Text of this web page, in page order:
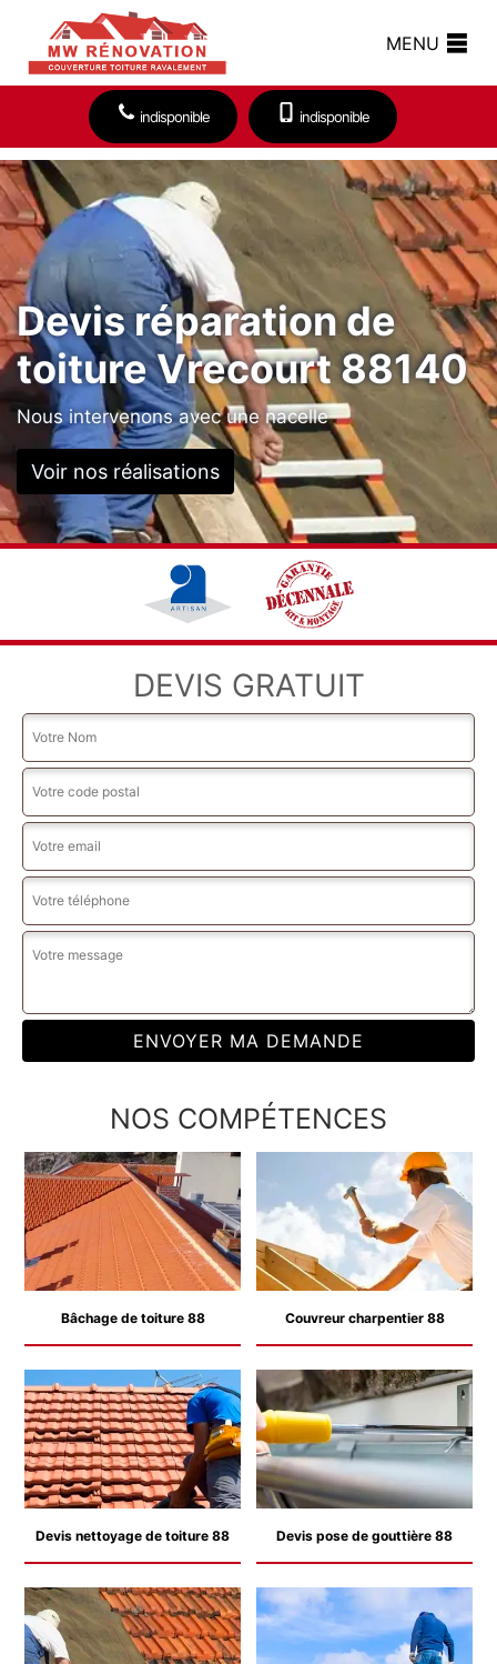
MENU
indisponible indisponible
Devis réparation de
toiture Vrecourt 88140
Nous intervenons avec une nacelle
Voir nos réalisations
DEVIS GRATUIT
NOS COMPÉTENCES
Bâchage de toiture 88 Couvreur charpentier 88
Devis nettoyage de toiture 88 Devis pose de gouttière 88